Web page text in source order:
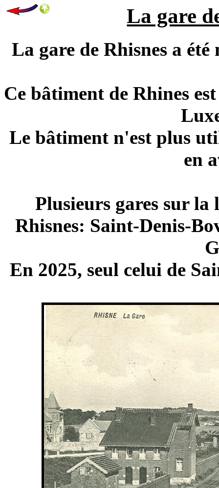
La gare
La gare de Rhisnes a été
Ce bâtiment de Rhines
Le bâtiment n'est plus
en
Plusieurs gares sur la
Rhisnes: Saint-Denis-
En 2025, seul celui de